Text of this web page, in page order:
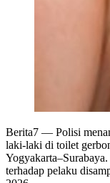
Berita7 — Polisi
laki-laki di toilet
terhadap pelaku